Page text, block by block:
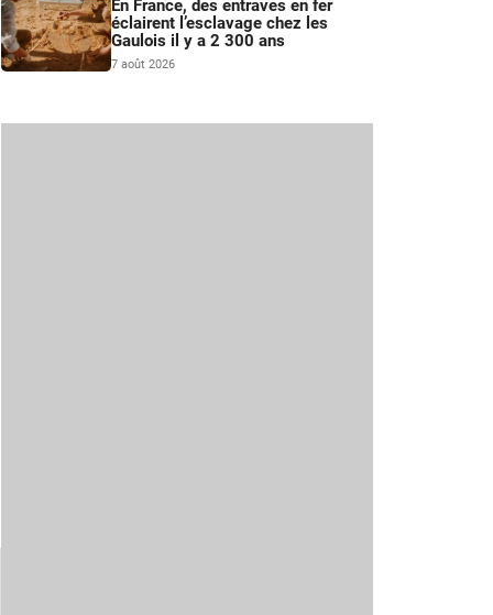
En France, des entraves en fer
éclairent l’esclavage chez les
Gaulois il y a 2 300 ans
7 août 2026